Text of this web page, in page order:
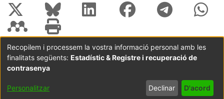
Coordinació:CRAI UB Avís legal
Metadades
subjectes a:
Configuració
de cookies
privadesa
Recopilem i processem la vostra informació personal amb les
finalitats següents: Estadístic & Registre i recuperació de
contrasenya
Personalitzar Declinar D'acord